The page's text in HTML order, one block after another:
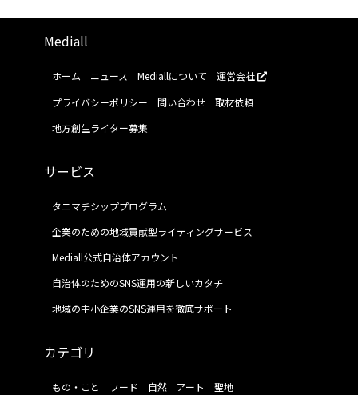
Mediall
ホーム ニュース Mediallについて
運営会社
プライバシーポリシー
問い合わせ
取材依頼
地方創生ライター募集
サービス
タニマチシッププログラム
企業のための地域貢献型ライティングサービス
Mediall公式自治体アカウント
自治体のためのSNS運用の新しいカタチ
地域の中小企業のSNS運用を徹底サポート
カテゴリ
もの・こと フード 自然 アート 聖地